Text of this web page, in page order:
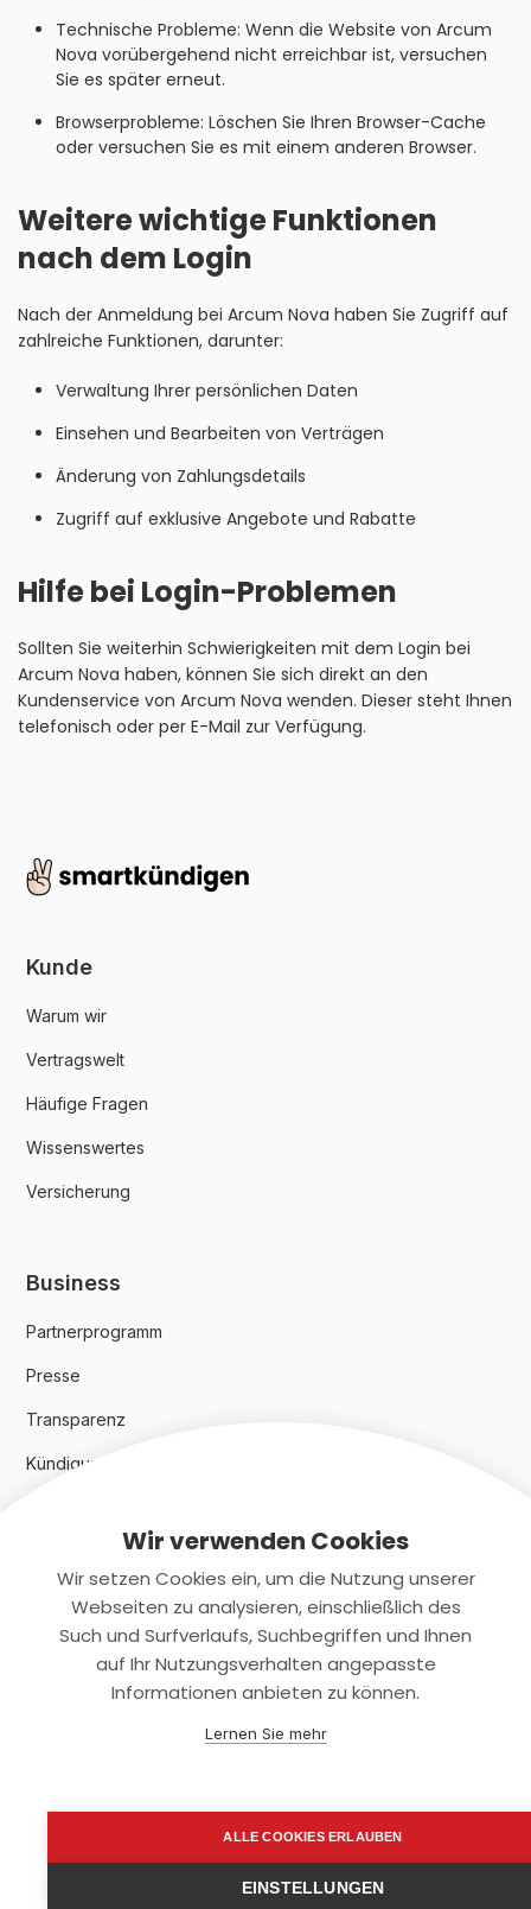
Technische Probleme: Wenn die Website von Arcum
Nova vorübergehend nicht erreichbar ist, versuchen
Sie es später erneut.
Browserprobleme: Löschen Sie Ihren Browser-Cache
oder versuchen Sie es mit einem anderen Browser.
Weitere wichtige Funktionen
nach dem Login
Nach der Anmeldung bei Arcum Nova haben Sie Zugriff auf
zahlreiche Funktionen, darunter:
Verwaltung Ihrer persönlichen Daten
Einsehen und Bearbeiten von Verträgen
Änderung von Zahlungsdetails
Zugriff auf exklusive Angebote und Rabatte
Hilfe bei Login-Problemen
Sollten Sie weiterhin Schwierigkeiten mit dem Login bei
Arcum Nova haben, können Sie sich direkt an den
Kundenservice von Arcum Nova wenden. Dieser steht Ihnen
telefonisch oder per E-Mail zur Verfügung.
Kunde
Warum wir
Vertragswelt
Häufige Fragen
Wissenswertes
Versicherung
Business
Partnerprogramm
Presse
Transparenz
Kündigungsindex 2024
Rechtliches
Datenschutz
support@smartkuendigen.de
Wir verwenden Cookies
Wir setzen Cookies ein, um die Nutzung unserer
Webseiten zu analysieren, einschließlich des
Such und Surfverlaufs, Suchbegriffen und Ihnen
auf Ihr Nutzungsverhalten angepasste
Informationen anbieten zu können.
Lernen Sie mehr
ALLE COOKIES ERLAUBEN
EINSTELLUNGEN